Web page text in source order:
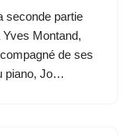
seconde partie
Montand,
de ses
piano, Jo…